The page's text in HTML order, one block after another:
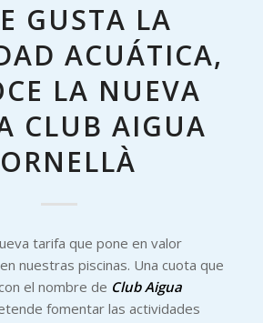
GUSTA LA
ACUÁTICA,
LA NUEVA
CLUB AIGUA
tarifa que pone en valor
nuestras piscinas. Una cuota que
el nombre de Club Aigua
fomentar las actividades